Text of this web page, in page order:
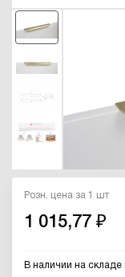
Розн. цена за 1 шт
1 015,77 ₽
В наличии на складе